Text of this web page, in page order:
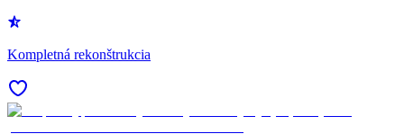
Kompletná rekonštrukcia